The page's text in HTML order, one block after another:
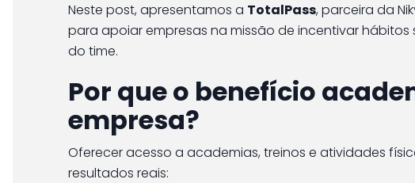
Neste post, apresentamos a TotalPass, parceira da
para apoiar empresas na missão de incentivar
do time.
Por que o benefício
empresa?
Oferecer acesso a academias, treinos e atividades
resultados reais: